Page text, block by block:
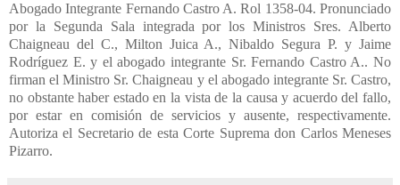
Abogado Integrante Fernando Castro A. Rol 1358-04. Pronunciado
por la Segunda Sala integrada por los Ministros Sres. Alberto
Chaigneau del C., Milton Juica A., Nibaldo Segura P. y Jaime
Rodríguez E. y el abogado integrante Sr. Fernando Castro A.. No
firman el Ministro Sr. Chaigneau y el abogado integrante Sr. Castro,
no obstante haber estado en la vista de la causa y acuerdo del fallo,
por estar en comisión de servicios y ausente, respectivamente.
Autoriza el Secretario de esta Corte Suprema don Carlos Meneses
Pizarro.